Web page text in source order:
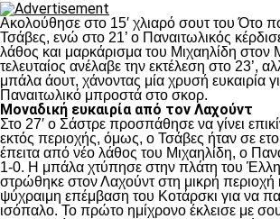
Ακολούθησε στο 15′ χλιαρό σουτ του Ότο
Τσάβες, ενώ στο 21’ ο Παναιτωλικός
λάθος και μαρκάρισμα του Μιχαηλίδη στον
τελευταίος ανέλαβε την εκτέλεση στο 23’,
μπάλα άουτ, χάνοντας μία χρυσή ευκαιρία
Παναιτωλικό μπροστά στο σκορ.
Μοναδική ευκαιρία από τον Λαχούντ
Στο 27′ ο Σάστρε προσπάθησε να γίνει
εκτός περιοχής, όμως, ο Τσάβες ήταν σε
έπειτα από νέο λάθος του Μιχαηλίδη, ο
1-0. Η μπάλα χτύπησε στην πλάτη του
στρώθηκε στον Λαχούντ στη μικρή περιοχή
ψύχραιμη επέμβαση του Κοτάρσκι για να
ισόπαλο. Το πρώτο ημίχρονο έκλεισε με